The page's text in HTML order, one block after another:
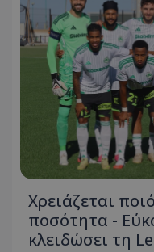
Χρειάζεται
ποσότητα -
κλειδώσει τη